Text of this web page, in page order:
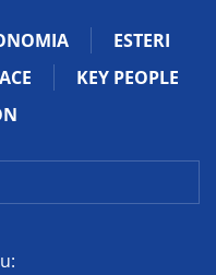
ESTERI
KEY PEOPLE